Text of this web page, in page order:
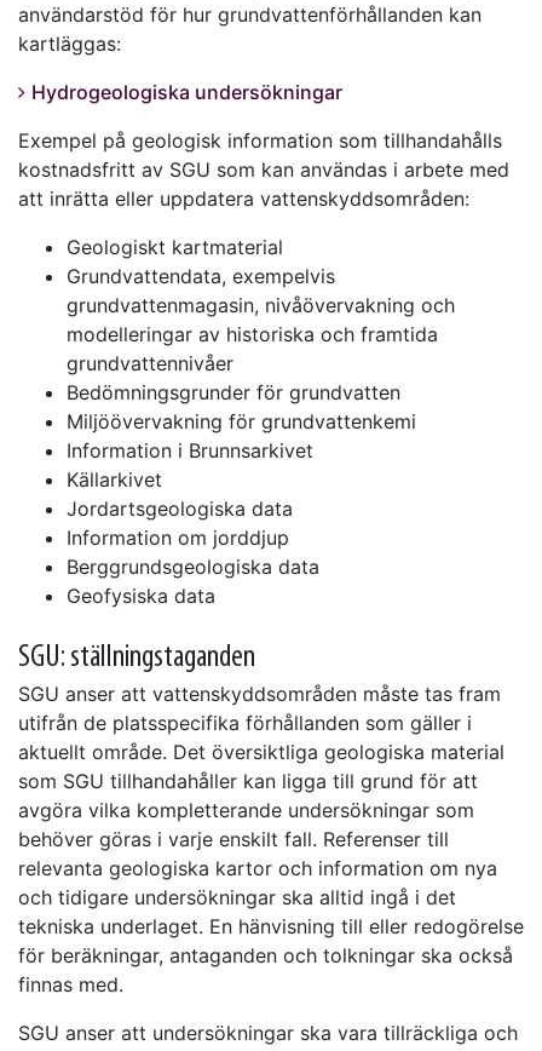
användarstöd för hur grundvattenförhållanden kan
kartläggas:
Hydrogeologiska undersökningar
Exempel på geologisk information som tillhandahålls
kostnadsfritt av SGU som kan användas i arbete med
att inrätta eller uppdatera vattenskyddsområden:
Geologiskt kartmaterial
Grundvattendata, exempelvis
grundvattenmagasin, nivåövervakning och
modelleringar av historiska och framtida
grundvattennivåer
Bedömningsgrunder för grundvatten
Miljöövervakning för grundvattenkemi
Information i Brunnsarkivet
Källarkivet
Jordartsgeologiska data
Information om jorddjup
Berggrundsgeologiska data
Geofysiska data
SGU: ställningstaganden
SGU anser att vattenskyddsområden måste tas fram
utifrån de platsspecifika förhållanden som gäller i
aktuellt område. Det översiktliga geologiska material
som SGU tillhandahåller kan ligga till grund för att
avgöra vilka kompletterande undersökningar som
behöver göras i varje enskilt fall. Referenser till
relevanta geologiska kartor och information om nya
och tidigare undersökningar ska alltid ingå i det
tekniska underlaget. En hänvisning till eller redogörelse
för beräkningar, antaganden och tolkningar ska också
finnas med.
SGU anser att undersökningar ska vara tillräckliga och